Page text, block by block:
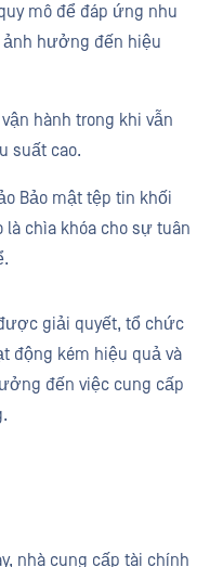
mô để đáp ứng nhu
ảnh hưởng đến hiệu
hành trong khi vẫn
suất cao.
Bảo mật tệp tin khối
chìa khóa cho sự tuân
giải quyết, tổ chức
động kém hiệu quả và
đến việc cung cấp
nhà cung cấp tài chính